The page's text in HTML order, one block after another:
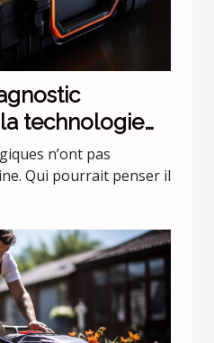
technologie
n’ont pas
Qui pourrait penser il